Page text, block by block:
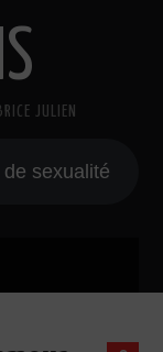
JULIEN
sexualité